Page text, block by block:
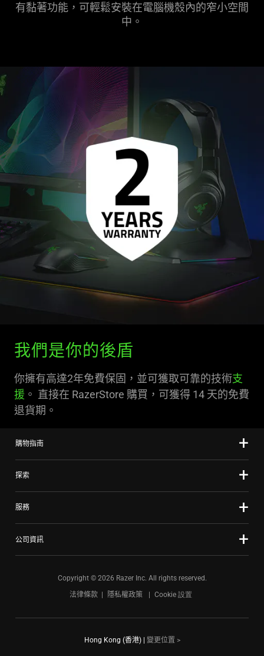
有黏著功能，可輕鬆安裝在電腦機殼內的窄小空間
中。
我們是你的後盾
你擁有高達2年免費保固，並可獲取可靠的技術支
援 。 直接在 RazerStore 購買，可獲得 14 天的免費
退貨期。
購物指南
探索
服務
公司資訊
Copyright © 2026 Razer Inc. All rights reserved.
法律條款
隱私權政策 Cookie 設置
Hong Kong (香港)| 變更位置 >